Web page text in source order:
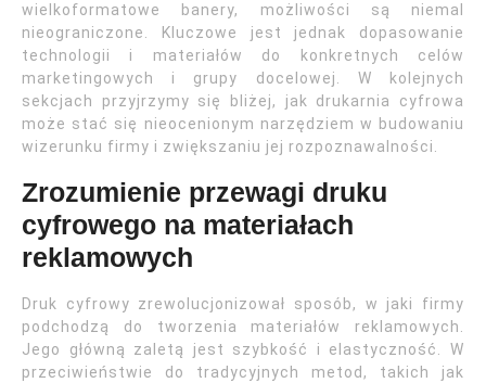
wielkoformatowe banery, możliwości są niemal
nieograniczone. Kluczowe jest jednak dopasowanie
technologii i materiałów do konkretnych celów
marketingowych i grupy docelowej. W kolejnych
sekcjach przyjrzymy się bliżej, jak drukarnia cyfrowa
może stać się nieocenionym narzędziem w budowaniu
wizerunku firmy i zwiększaniu jej rozpoznawalności.
Zrozumienie przewagi druku
cyfrowego na materiałach
reklamowych
Druk cyfrowy zrewolucjonizował sposób, w jaki firmy
podchodzą do tworzenia materiałów reklamowych.
Jego główną zaletą jest szybkość i elastyczność. W
przeciwieństwie do tradycyjnych metod, takich jak